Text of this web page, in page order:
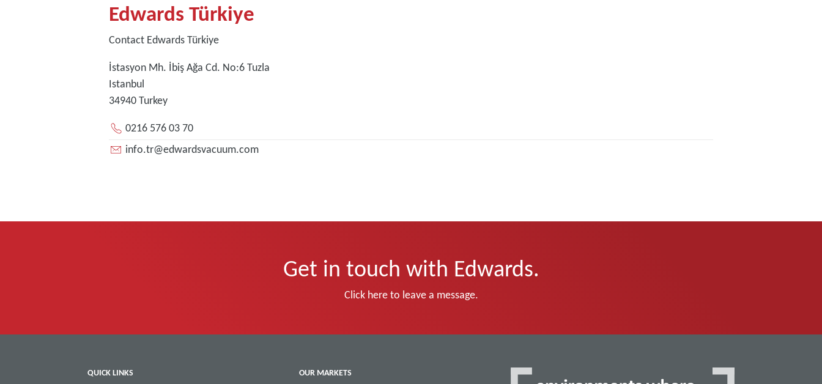
Edwards Türkiye
Contact Edwards Türkiye
İstasyon Mh. İbiş Ağa Cd. No:6 Tuzla
Istanbul
34940Turkey
0216 576 03 70
info.tr@edwardsvacuum.com
Get in touch with Edwards.
Click here to leave a message.
QUICK LINKS OUR MARKETS